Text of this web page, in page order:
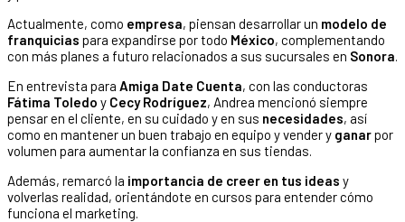
Actualmente, como empresa, piensan desarrollar un modelo de
franquicias para expandirse por todo México, complementando
con más planes a futuro relacionados a sus sucursales en Sonora.
En entrevista para Amiga Date Cuenta, con las conductoras
Fátima Toledo y Cecy Rodríguez, Andrea mencionó siempre
pensar en el cliente, en su cuidado y en sus necesidades, así
como en mantener un buen trabajo en equipo y vender y ganarpor
volumen para aumentar la confianza en sus tiendas.
Además, remarcó la importancia de creer en tus ideas y
volverlas realidad, orientándote en cursos para entender cómo
funciona el marketing.